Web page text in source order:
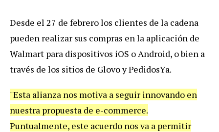
Desde el 27 de febrero los clientes de la cadena
pueden realizar sus compras en la aplicación de
Walmart para dispositivos iOS o Android, o bien a
través de los sitios de Glovo y PedidosYa.
"Esta alianza nos motiva a seguir innovando en
nuestra propuesta de e-commerce.
Puntualmente, este acuerdo nos va a permitir